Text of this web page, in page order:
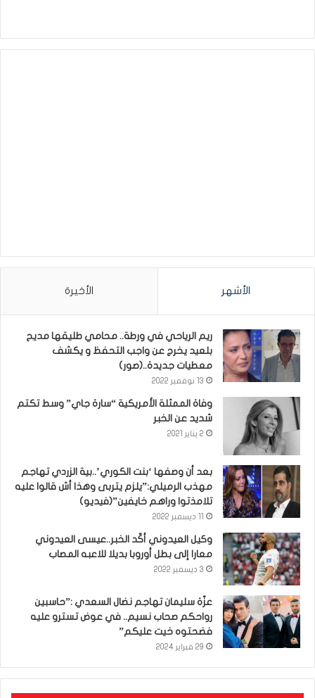
الأشهر الأخيرة
ريم الرياحي في ورطة.. محامي طليقها مديح
بلعيد يخرج عن واجب التحفظ و يكشف
معطيات جديدة..(صور)
13 نوفمبر 2022
وفاة الممثلة الأمريكية “سارة جاي” وسط تكتم
شديد عن الخبر
2 يناير 2021
بعد أن وصفها ‘بنت الكوري’..بية الزردي تهاجم
مهذب الرميلي:”يلزم يتربى وهذا أش قالوا عليه
تلامذتوا وراهم خايفين”(فيديو)
وكيل العيدوني أكّد الخبر..عيسى العيدوني
معارا إلى بطل أوروبا بديلا للاعبه المصاب
3 ديسمبر 2022
عزّة سليمان تهاجم نضال السعدي :”حاسبين
رواحكم صحاب نسيم.. في عوض تسترو عليه
فضحتوه خيت عليكم”
29 فبراير 2024